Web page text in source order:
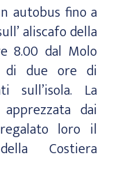
autobus fino a
aliscafo della
8.00 dal Molo
di due ore di
sull’isola. La
dai
loro il
Costiera